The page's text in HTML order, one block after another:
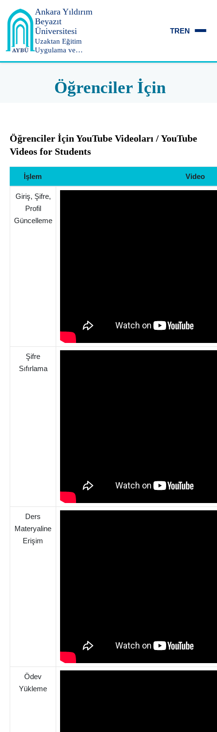
Ankara Yıldırım
Beyazıt
Üniversitesi
Uzaktan Eğitim
Uygulama ve
TREN
Öğrenciler İçin
Öğrenciler İçin YouTube Videoları / YouTube
Videos for Students
İşlem Video
Giriş, Şifre,
Profil
Güncelleme
Şifre
Sıfırlama
Ders
Materyaline
Erişim
Ödev
Yükleme